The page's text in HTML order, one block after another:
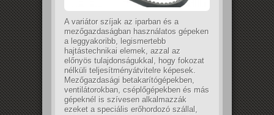
A variátor szíjak az iparban és a
mezőgazdaságban használatos gépeken
a leggyakoribb, legismertebb
hajtástechnikai elemek, azzal az
előnyös tulajdonságukkal, hogy fokozat
nélküli teljesítményátvitelre képesek.
Mezőgazdasági betakarítógépekben,
ventilátorokban, cséplőgépekben és más
gépeknél is szívesen alkalmazzák
ezeket a speciális erőhordozó szállal,